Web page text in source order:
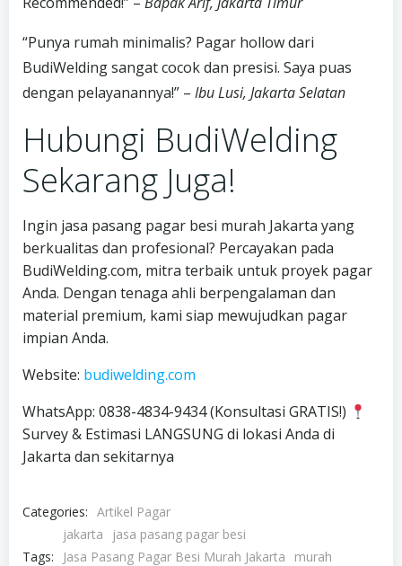
“Punya rumah minimalis? Pagar hollow dari
BudiWelding sangat cocok dan presisi. Saya puas
dengan pelayanannya!” – Ibu Lusi, Jakarta Selatan
Hubungi BudiWelding
Sekarang Juga!
Ingin jasa pasang pagar besi murah Jakarta yang
berkualitas dan profesional? Percayakan pada
BudiWelding.com, mitra terbaik untuk proyek pagar
Anda. Dengan tenaga ahli berpengalaman dan
material premium, kami siap mewujudkan pagar
impian Anda.
Website: budiwelding.com
WhatsApp: 0838-4834-9434 (Konsultasi GRATIS!)
Survey & Estimasi LANGSUNG di lokasi Anda di
Jakarta dan sekitarnya
Categories: Artikel Pagar
Tags:
jakarta
jasa pasang pagar besi
Jasa Pasang Pagar Besi Murah Jakarta
murah